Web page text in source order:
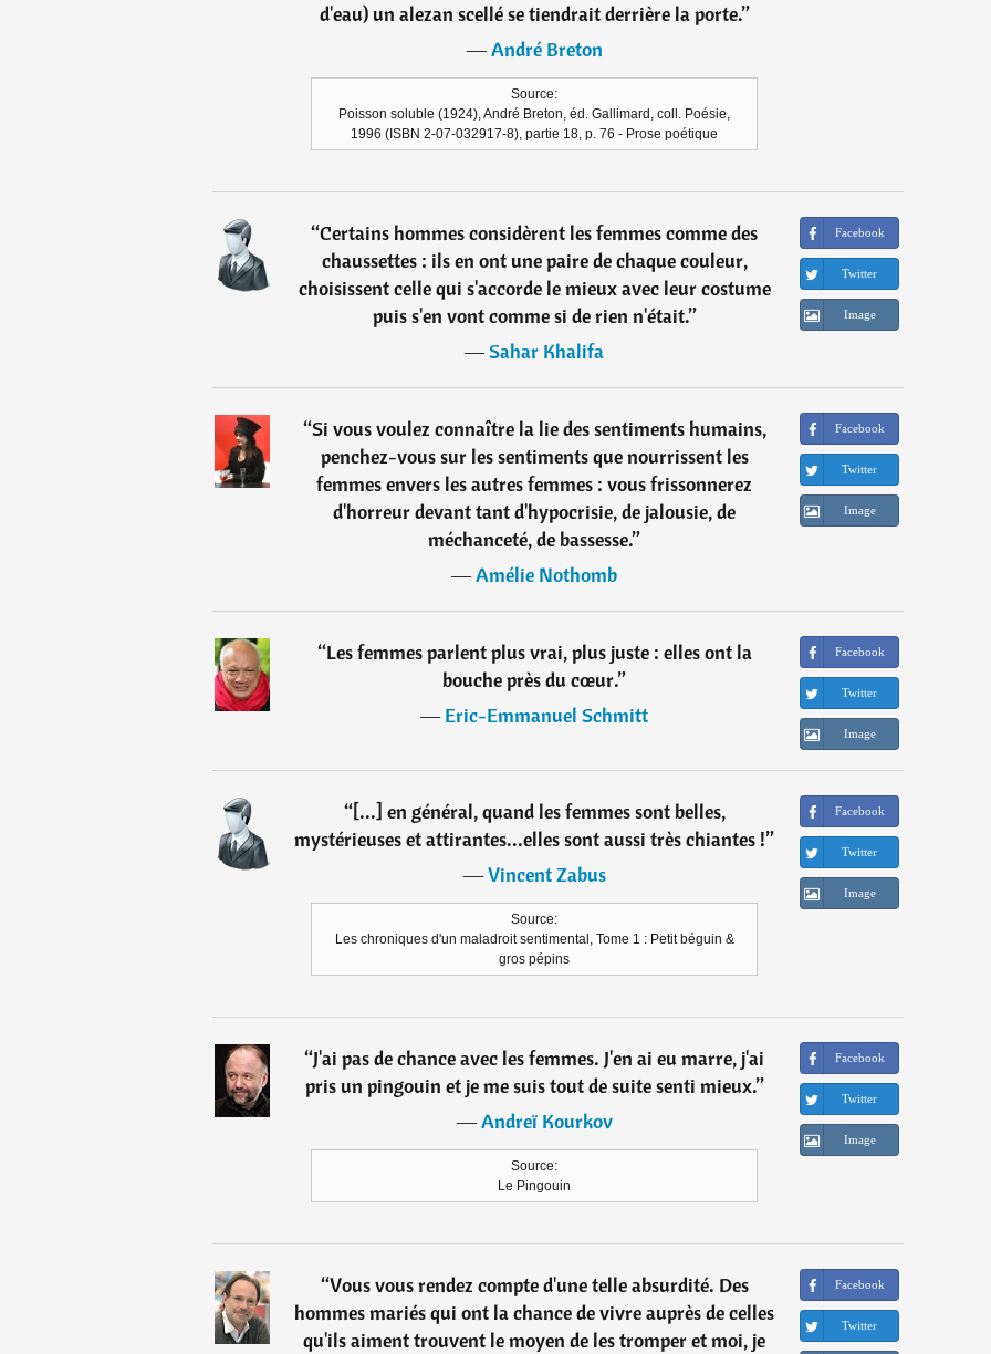
d'eau) un alezan scellé se tiendrait derrière la porte.”
―André Breton
Source:
Poisson soluble (1924), André Breton, éd. Gallimard, coll. Poésie,
1996 (ISBN 2-07-032917-8), partie 18, p. 76 - Prose poétique
“Certains hommes considèrent les femmes comme des
chaussettes : ils en ont une paire de chaque couleur,
choisissent celle qui s'accorde le mieux avec leur costume
puis s'en vont comme si de rien n'était.”
―Sahar Khalifa
Facebook
Twitter
Image
“Si vous voulez connaître la lie des sentiments humains,
penchez-vous sur les sentiments que nourrissent les
femmes envers les autres femmes : vous frissonnerez
d'horreur devant tant d'hypocrisie, de jalousie, de
méchanceté, de bassesse.”
―Amélie Nothomb
Facebook
Twitter
Image
“Les femmes parlent plus vrai, plus juste : elles ont la
bouche près du cœur.”
―Eric-Emmanuel Schmitt
Facebook
Twitter
Image
“[...] en général, quand les femmes sont belles,
mystérieuses et attirantes...elles sont aussi très chiantes !”
―Vincent Zabus
Source:
Les chroniques d'un maladroit sentimental, Tome 1 : Petit béguin &
gros pépins
Facebook
Twitter
Image
“J'ai pas de chance avec les femmes. J'en ai eu marre, j'ai
pris un pingouin et je me suis tout de suite senti mieux.”
―Andreï Kourkov
Source:
Le Pingouin
Facebook
Twitter
Image
“Vous vous rendez compte d'une telle absurdité. Des
hommes mariés qui ont la chance de vivre auprès de celles
qu'ils aiment trouvent le moyen de les tromper et moi, je
Facebook
Twitter